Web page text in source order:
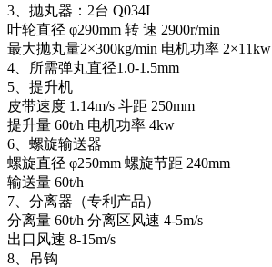
3、抛丸器：2台 Q034I
叶轮直径 φ290mm 转 速 2900r/min
最大抛丸量2×300kg/min 电机功率 2×11kw
4、所需弹丸直径1.0-1.5mm
5、提升机
皮带速度 1.14m/s 斗距 250mm
提升量 60t/h 电机功率 4kw
6、螺旋输送器
螺旋直径 φ250mm 螺旋节距 240mm
输送量 60t/h
7、分离器（专利产品）
分离量 60t/h 分离区风速 4-5m/s
出口风速 8-15m/s
8、吊钩